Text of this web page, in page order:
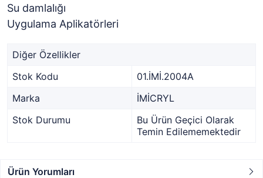
Su damlalığı
Uygulama Aplikatörleri
Diğer Özellikler
Stok Kodu
01.İMİ.2004A
Marka
İMİCRYL
Stok Durumu
Bu Ürün Geçici Olarak
Temin Edilememektedir
Ürün Yorumları